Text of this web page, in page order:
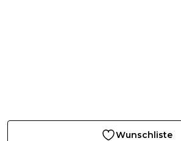
Wunschliste